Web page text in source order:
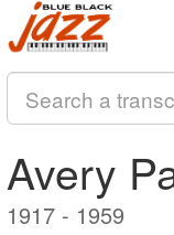
Avery
1917 - 1959